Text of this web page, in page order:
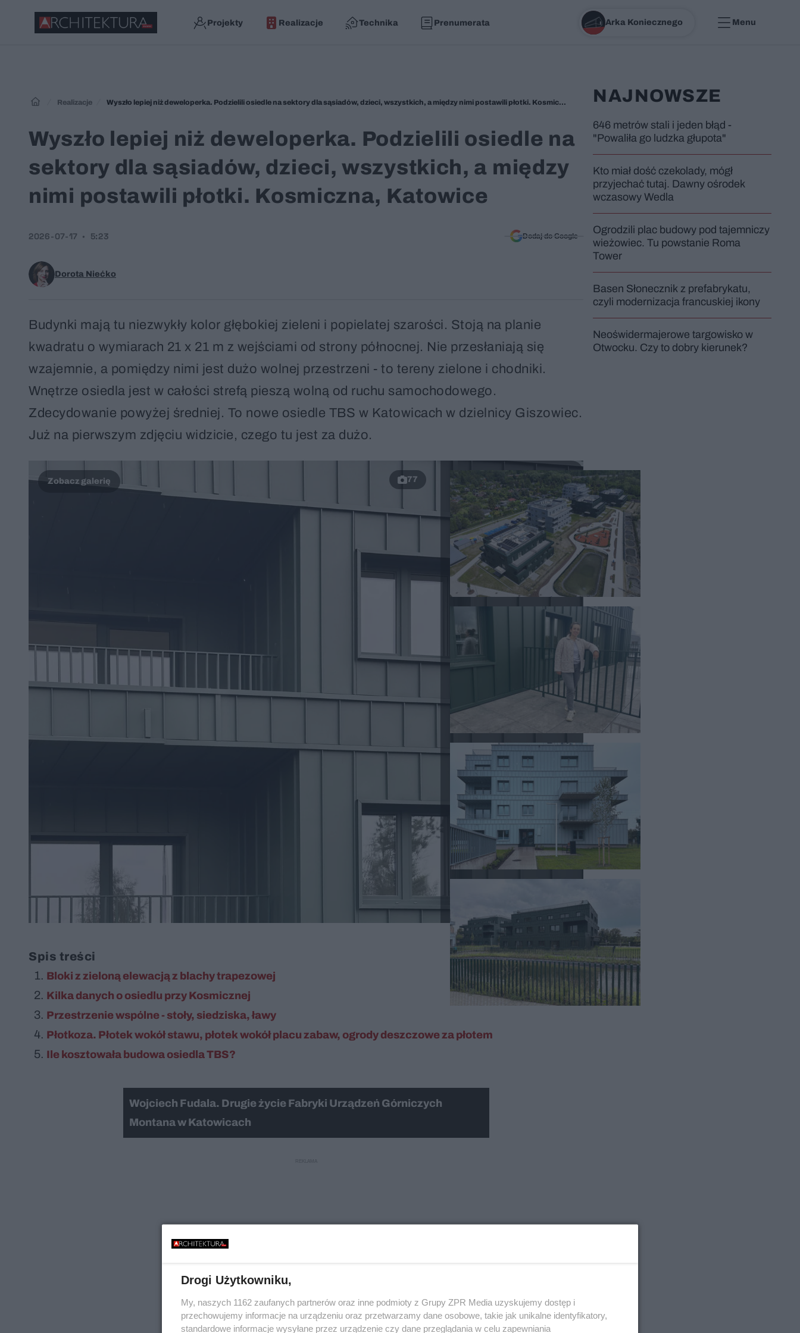
Projekty Realizacje Technika Prenumerata Arka Koniecznego Menu
Realizacje Wyszło lepiej niż deweloperka. Podzielili osiedle na sektory dla sąsiadów, dzieci, wszystkich, a między nimi postawili płotki. Kosmiczna, Katowice
Wyszło lepiej niż deweloperka. Podzielili osiedle na
sektory dla sąsiadów, dzieci, wszystkich, a między
nimi postawili płotki. Kosmiczna, Katowice
Dorota Niećko
2026-07-17 5:23 Dodaj do Google
Budynki mają tu niezwykły kolor głębokiej zieleni i popielatej szarości. Stoją na planie
kwadratu o wymiarach 21 x 21 m z wejściami od strony północnej. Nie przesłaniają się
wzajemnie, a pomiędzy nimi jest dużo wolnej przestrzeni - to tereny zielone i chodniki.
Wnętrze osiedla jest w całości strefą pieszą wolną od ruchu samochodowego.
Zdecydowanie powyżej średniej. To nowe osiedle TBS w Katowicach w dzielnicy Giszowiec.
Już na pierwszym zdjęciu widzicie, czego tu jest za dużo.
77
Spis treści
Bloki z zieloną elewacją z blachy trapezowej
Kilka danych o osiedlu przy Kosmicznej
Przestrzenie wspólne - stoły, siedziska, ławy
Płotkoza. Płotek wokół stawu, płotek wokół placu zabaw, ogrody deszczowe za płotem
Ile kosztowała budowa osiedla TBS?
Wojciech Fudala. Drugie życie Fabryki Urządzeń Górniczych
Montana w Katowicach
NAJNOWSZE
646 metrów stali i jeden błąd -
"Powaliła go ludzka głupota"
Kto miał dość czekolady, mógł
przyjechać tutaj. Dawny ośrodek
wczasowy Wedla
Ogrodzili plac budowy pod tajemniczy
wieżowiec. Tu powstanie Roma
Tower
Basen Słonecznik z prefabrykatu,
czyli modernizacja francuskiej ikony
Neoświdermajerowe targowisko w
Otwocku. Czy to dobry kierunek?
Drogi Użytkowniku,
My, naszych 1162 zaufanych partnerów oraz inne podmioty z Grupy ZPR Media uzyskujemy dostęp i
przechowujemy informacje na urządzeniu oraz przetwarzamy dane osobowe, takie jak unikalne identyfikatory,
standardowe informacje wysyłane przez urządzenie czy dane przeglądania w celu zapewniania